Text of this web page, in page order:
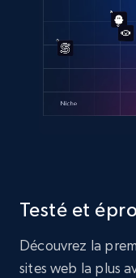
Testé et
Découvrez la
sites web la plus